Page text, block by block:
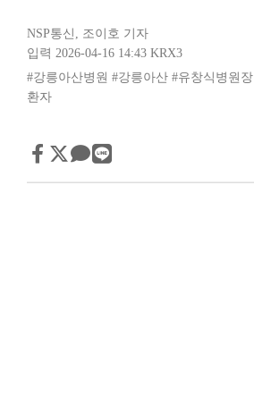
NSP통신 , 조이호 기자
입력 2026-04-16 14:43 KRX3
#강릉아산병원 #강릉아산 #유창식병원장
환자